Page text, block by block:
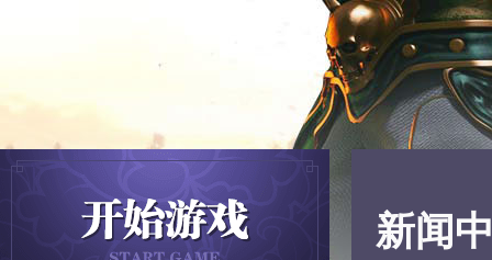
新闻